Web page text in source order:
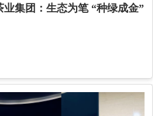
集团：生态为笔 “种绿成金”